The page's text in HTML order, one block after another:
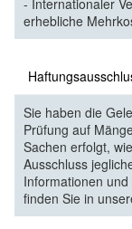
erhebliche
Sie haben die
Prüfung auf
Sachen erfolgt,
Ausschluss
Informationen
finden Sie in